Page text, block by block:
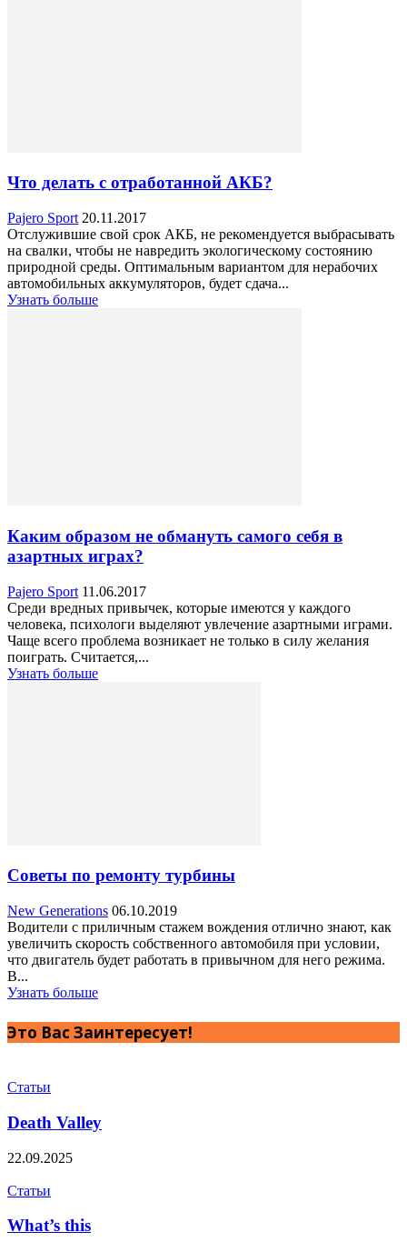
Что делать с отработанной АКБ?
Pajero Sport 20.11.2017
Отслужившие свой срок АКБ, не рекомендуется выбрасывать
на свалки, чтобы не навредить экологическому состоянию
природной среды. Оптимальным вариантом для нерабочих
автомобильных аккумуляторов, будет сдача...
Узнать больше
Каким образом не обмануть самого себя в
азартных играх?
Pajero Sport 11.06.2017
Среди вредных привычек, которые имеются у каждого
человека, психологи выделяют увлечение азартными играми.
Чаще всего проблема возникает не только в силу желания
поиграть. Считается,...
Узнать больше
Советы по ремонту турбины
New Generations 06.10.2019
Водители с приличным стажем вождения отлично знают, как
увеличить скорость собственного автомобиля при условии,
что двигатель будет работать в привычном для него режима.
В...
Узнать больше
Это Вас Заинтересует!
Статьи
Death Valley
22.09.2025
Статьи
What’s this